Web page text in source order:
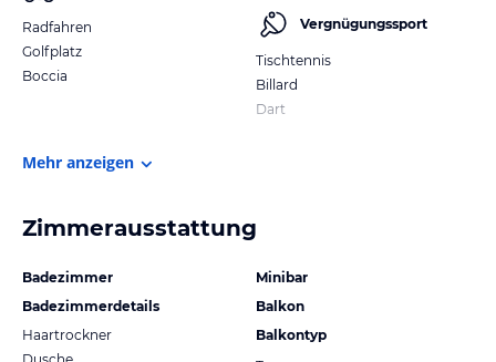
Radfahren
Golfplatz
Boccia
Vergnügungssport
Tischtennis
Billard
Dart
Mehr anzeigen
Zimmerausstattung
Badezimmer
Badezimmerdetails
Haartrockner
Minibar
Balkon
Balkontyp